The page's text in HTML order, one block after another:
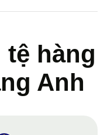
tệ hàng
Anh